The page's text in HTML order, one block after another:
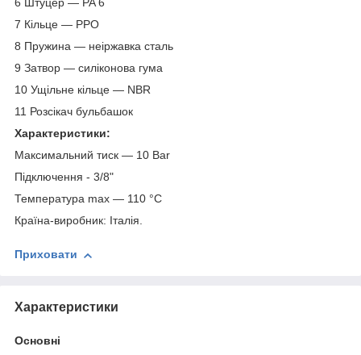
6 Штуцер — PA 6
7 Кільце — РРО
8 Пружина — неіржавка сталь
9 Затвор — силіконова гума
10 Ущільне кільце — NBR
11 Розсікач бульбашок
Характеристики:
Максимальний тиск — 10 Bar
Підключення - 3/8"
Температура max — 110 °C
Країна-виробник: Італія.
Приховати
Характеристики
Основні